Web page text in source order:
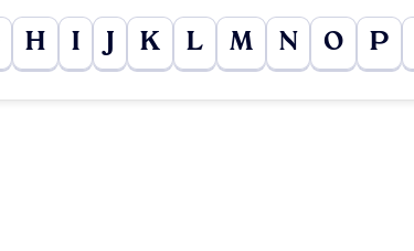
H I J K L M N O P